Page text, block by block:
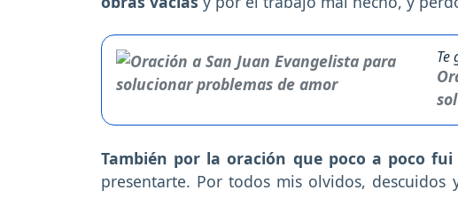
Te
También por la oración que poco a poco fui
presentarte. Por todos mis olvidos,